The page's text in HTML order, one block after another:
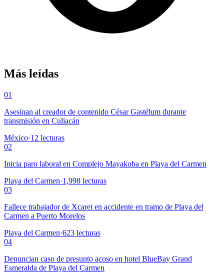
Más leídas
01
Asesinan al creador de contenido César Gastélum durante
transmisión en Culiacán
México·12 lecturas
02
Inicia paro laboral en Complejo Mayakoba en Playa del Carmen
Playa del Carmen·1,998 lecturas
03
Fallece trabajador de Xcaret en accidente en tramo de Playa del
Carmen a Puerto Morelos
Playa del Carmen·623 lecturas
04
Denuncian caso de presunto acoso en hotel BlueBay Grand
Esmeralda de Playa del Carmen